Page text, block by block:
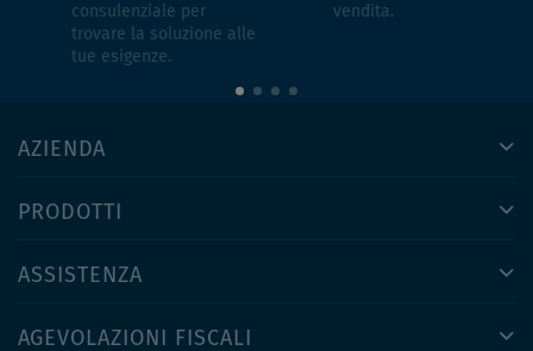
consulenziale per
trovare la soluzione alle
tue esigenze.
vendita.
AZIENDA
PRODOTTI
ASSISTENZA
AGEVOLAZIONI FISCALI